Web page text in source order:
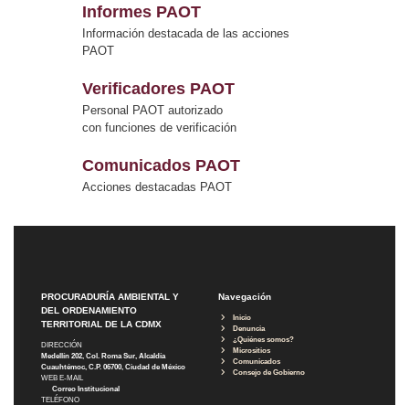
Informes PAOT
Información destacada de las acciones
PAOT
Verificadores PAOT
Personal PAOT autorizado
con funciones de verificación
Comunicados PAOT
Acciones destacadas PAOT
PROCURADURÍA AMBIENTAL Y
DEL ORDENAMIENTO
TERRITORIAL DE LA CDMX
DIRECCIÓN
Medellín 202, Col. Roma Sur, Alcaldía
Cuauhtémoc, C.P. 06700, Ciudad de México
WEB E-MAIL
Correo Institucional
TELÉFONO
Navegación
Inicio
Denuncia
¿Quiénes somos?
Micrositios
Comunicados
Consejo de Gobierno